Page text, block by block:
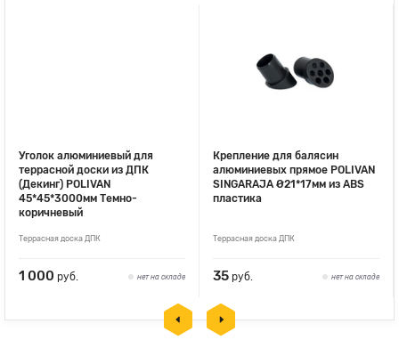
Уголок алюминиевый для
террасной доски из ДПК
(Декинг) POLIVAN
45*45*3000мм Темно-
коричневый
Террасная доска ДПК
1 000 руб. нет на складе
Крепление для балясин
алюминиевых прямое POLIVAN
SINGARAJA Ø21*17мм из ABS
пластика
Террасная доска ДПК
35 руб. нет на складе